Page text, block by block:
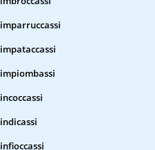
imparruccassi
impataccassi
impiombassi
incoccassi
indicassi
infioccassi